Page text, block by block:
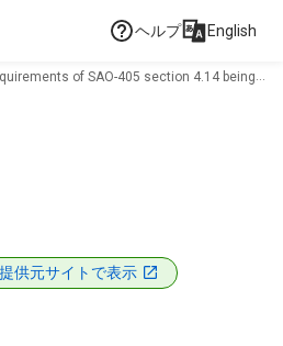
ヘルプ English
of SAO-405 section 4.14 being
提供元サイトで表示